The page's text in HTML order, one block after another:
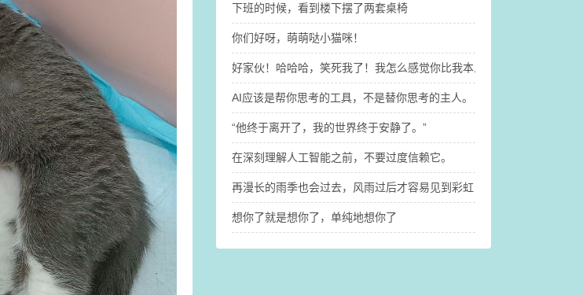
下班的时候，看到楼下摆了两套桌椅
你们好呀，萌萌哒小猫咪！
好家伙！哈哈哈，笑死我了！我怎么感觉你比我本人还要开心啊@木子
AI应该是帮你思考的工具，不是替你思考的主人。
“他终于离开了，我的世界终于安静了。” ​
在深刻理解人工智能之前，不要过度信赖它。
再漫长的雨季也会过去，风雨过后才容易见到彩虹
想你了就是想你了，单纯地想你了